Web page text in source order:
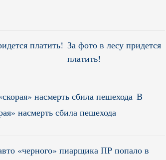
За фото в лесу придется
платить!
В
насмерть сбила пешехода